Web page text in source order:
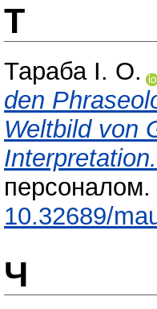
Т
Тараба І. О.
den
Weltbild von
Interpretation.
10.32689/
Ч